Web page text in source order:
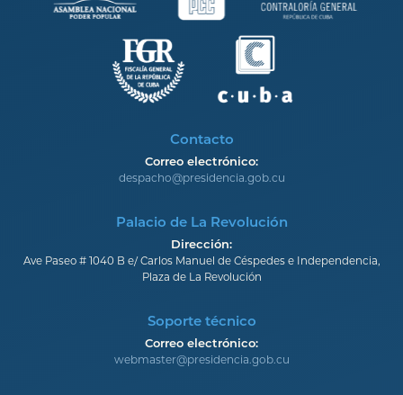
Contacto
Correo electrónico:
despacho@presidencia.gob.cu
Palacio de La Revolución
Dirección:
Ave Paseo # 1040 B e/ Carlos Manuel de Céspedes e Independencia,
Plaza de La Revolución
Soporte técnico
Correo electrónico:
webmaster@presidencia.gob.cu